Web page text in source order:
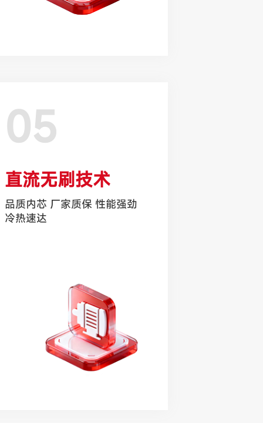
05
直流无刷技术
品质内芯 厂家质保 性能强劲
冷热速达